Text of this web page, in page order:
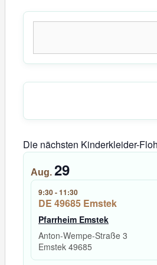
Die nächsten Kinderkleider-
Aug. 29
9:30-11:30
DE 49685 Emstek
Pfarrheim Emstek
Anton-Wempe-Straße 3
Emstek 49685